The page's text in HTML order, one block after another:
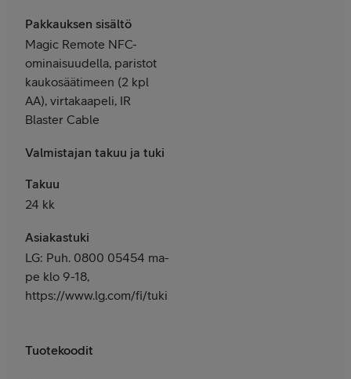
Pakkauksen sisältö
Magic Remote NFC-
ominaisuudella, paristot
kaukosäätimeen (2 kpl
AA), virtakaapeli, IR
Blaster Cable
Valmistajan takuu ja tuki
Takuu
24 kk
Asiakastuki
LG: Puh. 0800 05454 ma-
pe klo 9-18,
https://www.lg.com/fi/tuki
Tuotekoodit